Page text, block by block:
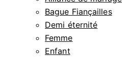
Bague Fiançailles
Demi éternité
Femme
Enfant